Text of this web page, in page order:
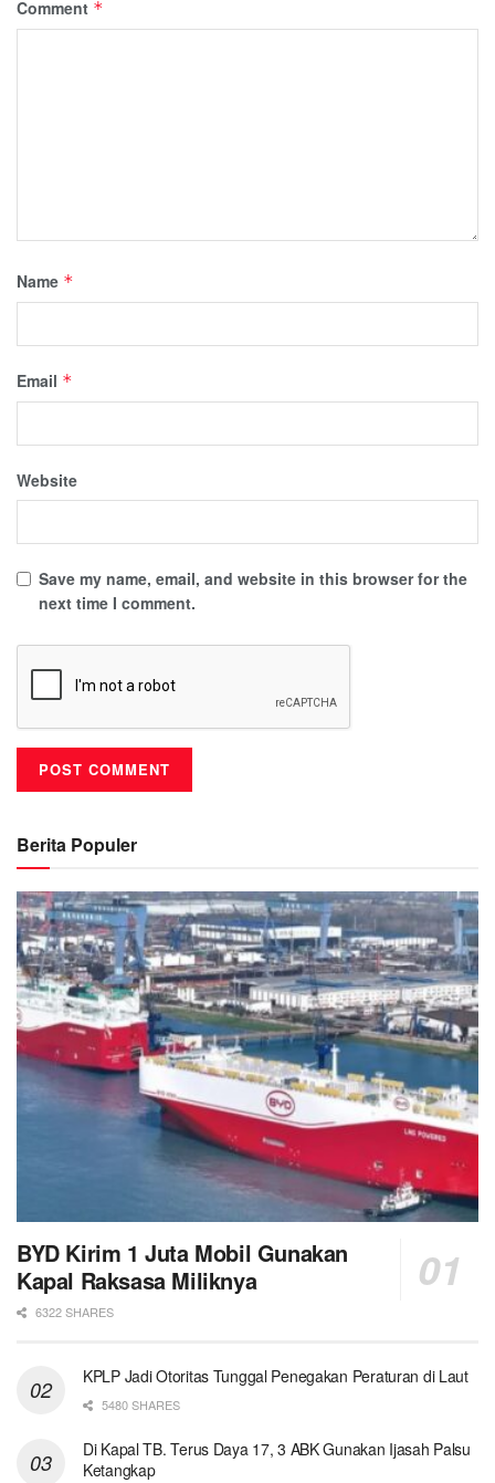
Comment *
Name *
Email *
Website
Save my name, email, and website in this browser for the
next time I comment.
Berita Populer
BYD Kirim 1 Juta Mobil Gunakan
Kapal Raksasa Miliknya
6322 SHARES
KPLP Jadi Otoritas Tunggal Penegakan Peraturan di Laut
5480 SHARES
Di Kapal TB. Terus Daya 17, 3 ABK Gunakan Ijasah Palsu
Ketangkap